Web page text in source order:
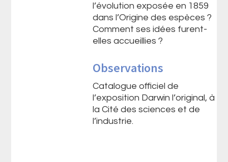
l’évolution exposée en 1859
dans l’Origine des espèces ?
Comment ses idées furent-
elles accueillies ?
Observations
Catalogue officiel de
l’exposition Darwin l’original, à
la Cité des sciences et de
l’industrie.